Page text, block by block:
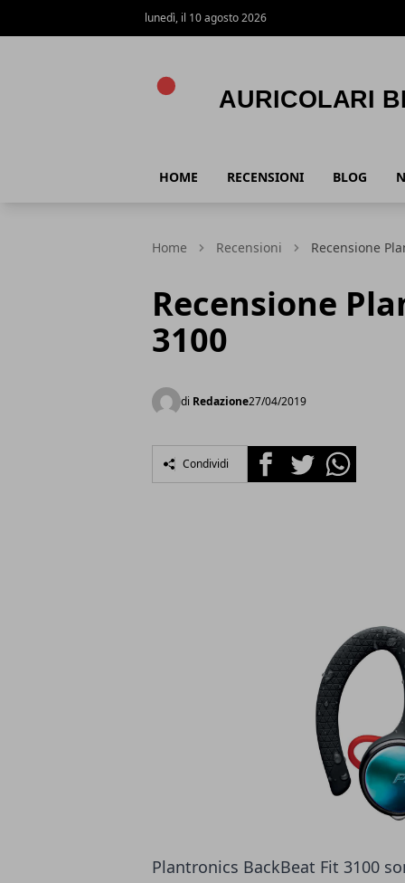
lunedì, il 10 agosto 2026
HOME RECENSIONI BLOG
Home Recensioni Recensione
Recensione
3100
di Redazione27/04/2019
Condividi FacebookTwitterWhatsapp
Plantronics BackBeat Fit 3100